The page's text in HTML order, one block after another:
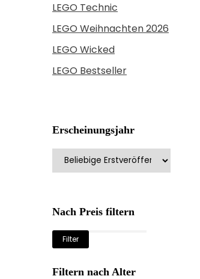
LEGO Technic
LEGO Weihnachten 2026
LEGO Wicked
LEGO Bestseller
Erscheinungsjahr
Nach Preis filtern
Min.
Preis
Max.
Preis
Filter
Filtern nach Alter